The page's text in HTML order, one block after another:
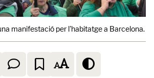
manifestació per l'habitatge a Barcelona.